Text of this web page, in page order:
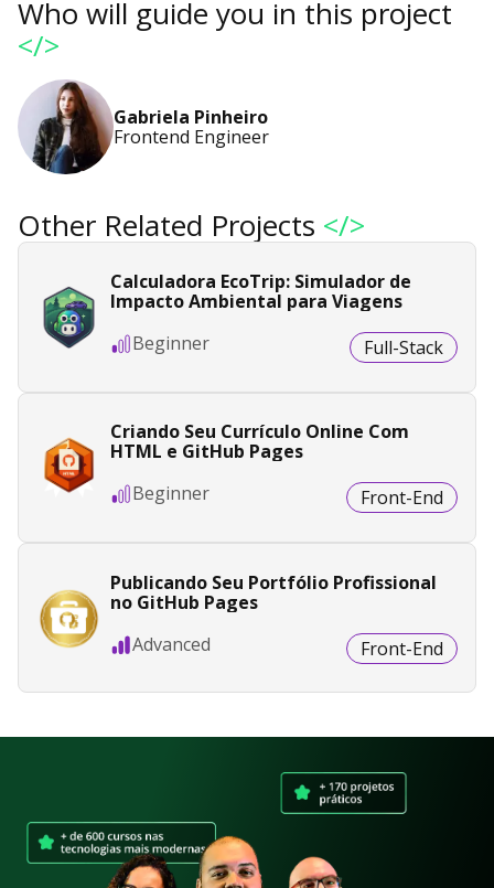
Who will guide you in this project
</>
Gabriela Pinheiro
Frontend Engineer
Other Related Projects </>
Calculadora EcoTrip: Simulador de
Impacto Ambiental para Viagens
Beginner
Full-Stack
Criando Seu Currículo Online Com
HTML e GitHub Pages
Beginner
Front-End
Publicando Seu Portfólio Profissional
no GitHub Pages
Advanced
Front-End